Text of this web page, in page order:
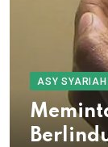
ASY